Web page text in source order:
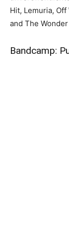
Hit, Lemuria,
and The
Bandcamp: